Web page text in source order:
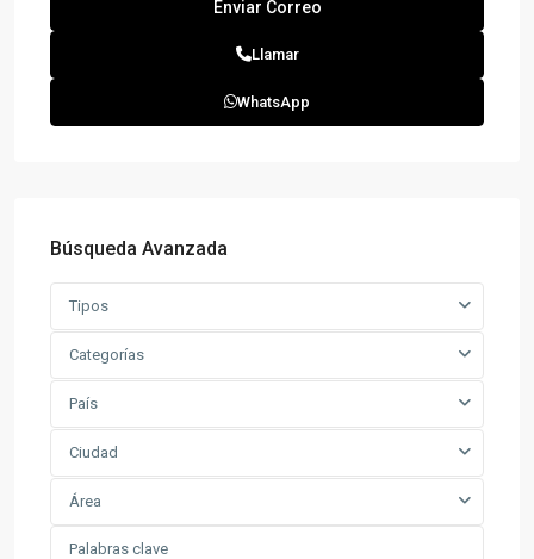
Llamar
WhatsApp
Búsqueda Avanzada
Tipos
Categorías
País
Ciudad
Área